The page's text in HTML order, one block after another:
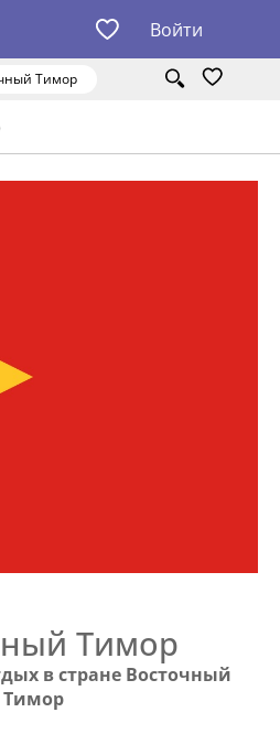
Войти
Тимор
Тимор
в стране Восточный
Тимор